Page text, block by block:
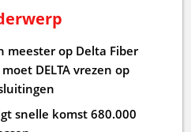
meester op Delta Fiber
DELTA vrezen op
snelle komst 680.000